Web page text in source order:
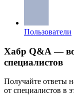
Пользователи
Хабр Q&A —
специалистов
Получайте ответы
от специалистов в